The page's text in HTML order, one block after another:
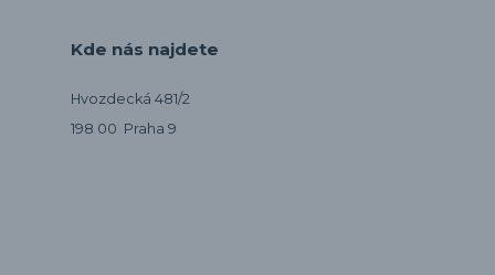
Kde nás najdete
Hvozdecká 481/2
198 00 Praha 9